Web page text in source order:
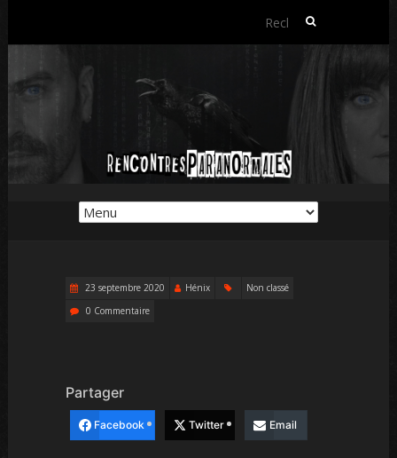
Rechercher :
23 septembre 2020 Hénix
Non classé
0 Commentaire
Partager
Facebook Twitter Email